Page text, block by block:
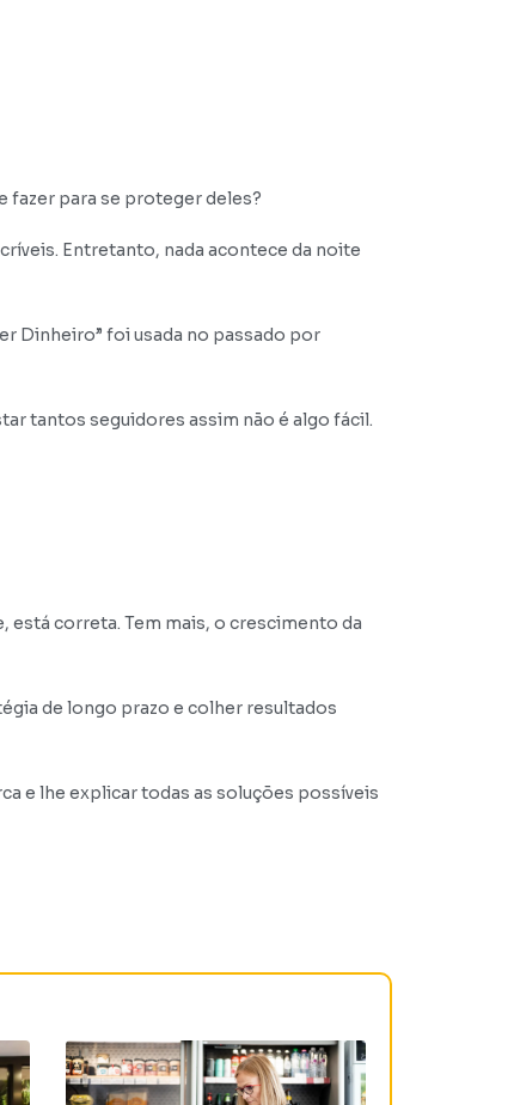
fazer para se proteger deles?
Entretanto, nada acontece da noite
Dinheiro” foi usada no passado por
tantos seguidores assim não é algo fácil.
está correta. Tem mais, o crescimento da
de longo prazo e colher resultados
e lhe explicar todas as soluções possíveis